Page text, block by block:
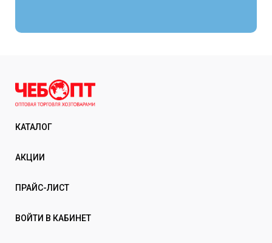
КАТАЛОГ
АКЦИИ
ПРАЙС-ЛИСТ
ВОЙТИ В КАБИНЕТ